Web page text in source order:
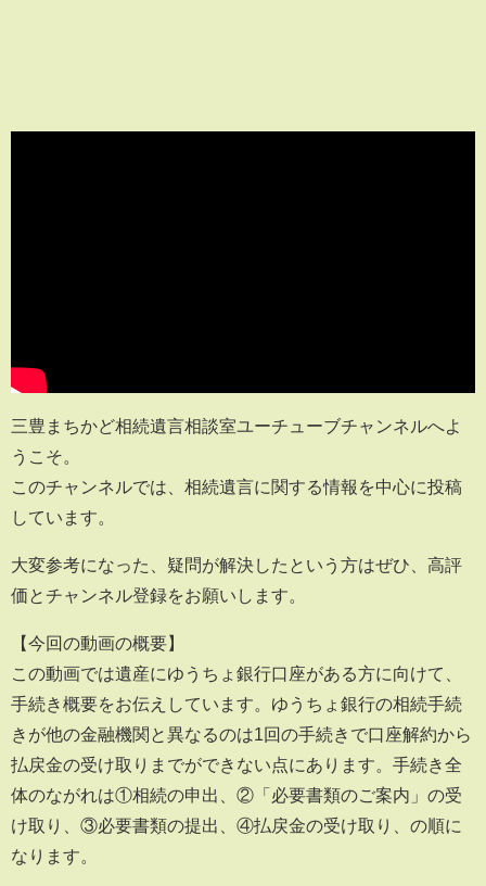
三豊まちかど相続遺言相談室ユーチューブチャンネルへよ
うこそ。
このチャンネルでは、相続遺言に関する情報を中心に投稿
しています。
大変参考になった、疑問が解決したという方はぜひ、高評
価とチャンネル登録をお願いします。
【今回の動画の概要】
この動画では遺産にゆうちょ銀行口座がある方に向けて、
手続き概要をお伝えしています。ゆうちょ銀行の相続手続
きが他の金融機関と異なるのは1回の手続きで口座解約から
払戻金の受け取りまでができない点にあります。手続き全
体のながれは①相続の申出、②「必要書類のご案内」の受
け取り、③必要書類の提出、④払戻金の受け取り、の順に
なります。